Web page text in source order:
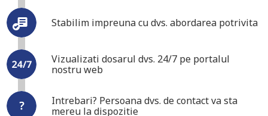
Stabilim impreuna cu dvs. abordarea potrivita
Vizualizati dosarul dvs. 24/7 pe portalul
nostru web
Intrebari? Persoana dvs. de contact va sta
mereu la dispozitie